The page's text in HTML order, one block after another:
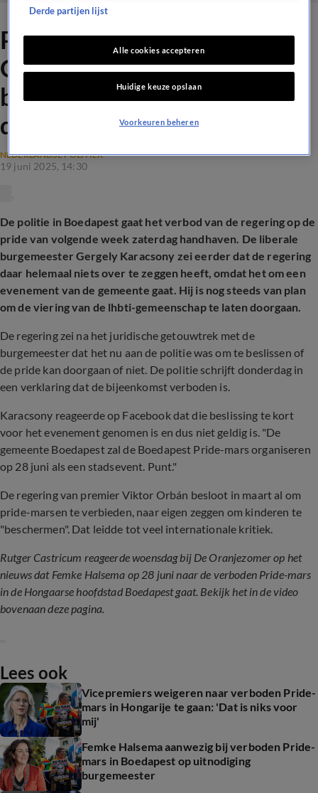
Politie Boedapest handhaaft
Orbáns verbod op de pride;
burgemeester laat mars
doorgaan
NEDERLANDSE POLITIEK
19 juni 2025, 14:30
De politie in Boedapest gaat het verbod van de regering op de
pride van volgende week zaterdag handhaven. De liberale
burgemeester Gergely Karacsony zei eerder dat de regering
daar helemaal niets over te zeggen heeft, omdat het om een
evenement van de gemeente gaat. Hij is nog steeds van plan
om de viering van de lhbti-gemeenschap te laten doorgaan.
De regering zei na het juridische getouwtrek met de
burgemeester dat het nu aan de politie was om te beslissen of
de pride kan doorgaan of niet. De politie schrijft donderdag in
een verklaring dat de bijeenkomst verboden is.
Karacsony reageerde op Facebook dat die beslissing te kort
voor het evenement genomen is en dus niet geldig is. "De
gemeente Boedapest zal de Boedapest Pride-mars organiseren
op 28 juni als een stadsevent. Punt."
De regering van premier Viktor Orbán besloot in maart al om
pride-marsen te verbieden, naar eigen zeggen om kinderen te
"beschermen". Dat leidde tot veel internationale kritiek.
Rutger Castricum reageerde woensdag bij De Oranjezomer op het
nieuws dat Femke Halsema op 28 juni naar de verboden Pride-mars
in de Hongaarse hoofdstad Boedapest gaat. Bekijk het in de video
bovenaan deze pagina.
Lees ook
Vicepremiers weigeren naar verboden Pride-
mars in Hongarije te gaan: 'Dat is niks voor
mij'
Femke Halsema aanwezig bij verboden Pride-
mars in Boedapest op uitnodiging
burgemeester
Derde partijen lijst
Alle cookies accepteren
Huidige keuze opslaan
Voorkeuren beheren